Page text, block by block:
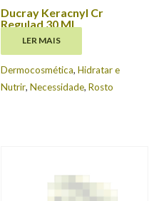
Ducray Keracnyl Cr
Regulad 30 Ml
11.39LER MAIS
Dermocosmética, Hidratar e
Nutrir, Necessidade, Rosto